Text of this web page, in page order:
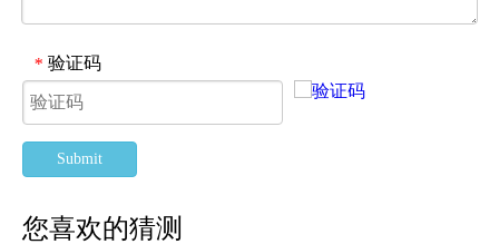
* 验证码
Submit
您喜欢的猜测